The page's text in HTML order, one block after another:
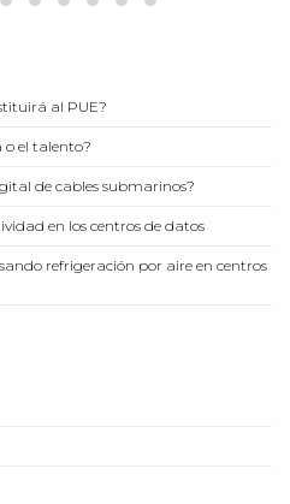
al PUE?
o el talento?
de cables submarinos?
en los centros de datos
refrigeración por aire en centros